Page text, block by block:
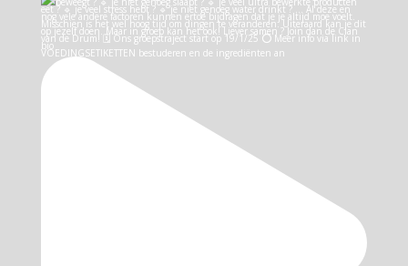
VOEDINGSETIKETTEN bestuderen en de ingrediënten an